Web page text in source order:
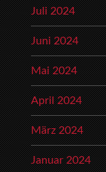
Juli 2024
Juni 2024
Mai 2024
April 2024
März 2024
Januar 2024